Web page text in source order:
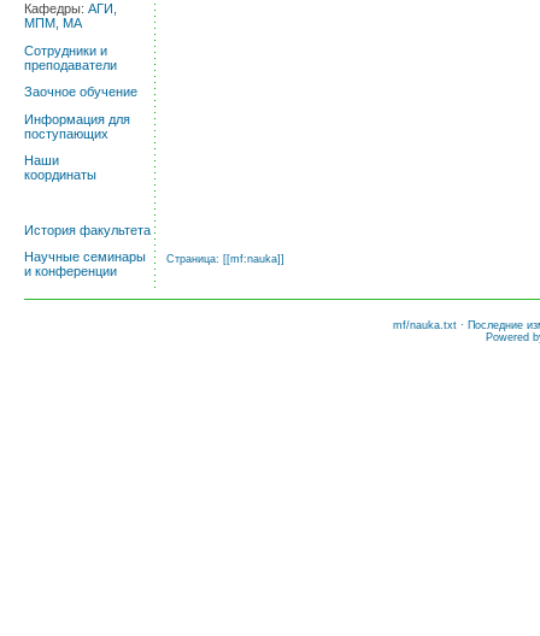
Кафедры: АГИ,
МПМ, МА
Сотрудники и
преподаватели
Заочное обучение
Информация для
поступающих
Наши
координаты
История факультета
Научные семинары
и конференции
Страница: [[mf:nauka]]
mf/nauka.txt · Последние
Powered